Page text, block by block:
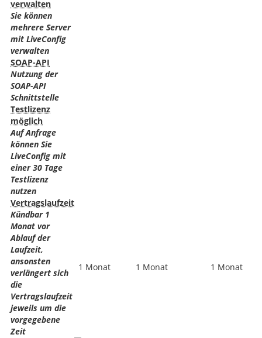
verwalten
Sie können
mehrere Server
mit LiveConfig
verwalten
SOAP-API
Nutzung der
SOAP-API
Schnittstelle
Testlizenz
möglich
Auf Anfrage
können Sie
LiveConfig mit
einer 30 Tage
Testlizenz
nutzen
Vertragslaufzeit
Kündbar 1
Monat vor
Ablauf der
Laufzeit,
ansonsten
verlängert sich
die
Vertragslaufzeit
jeweils um die
vorgegebene
Zeit
1 Monat 1 Monat 1 Monat